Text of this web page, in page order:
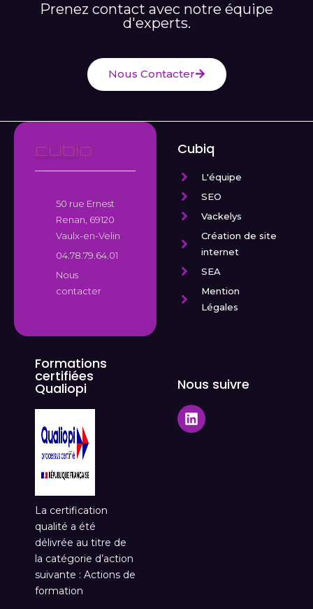
Prenez contact avec notre équipe
d'experts.
Nous Contacter
50 rue Ernest
Renan, 69120
Vaulx-en-Velin
04.78.79.64.01
Nous
contacter
Cubiq
L'équipe
SEO
Vackelys
Création de site
internet
SEA
Mention
Légales
Formations
certifiées
Qualiopi
La certification
qualité a été
délivrée au titre de
la catégorie d’action
suivante : Actions de
formation
Nous suivre